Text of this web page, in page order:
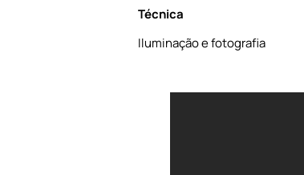
Técnica
Iluminação e fotografia